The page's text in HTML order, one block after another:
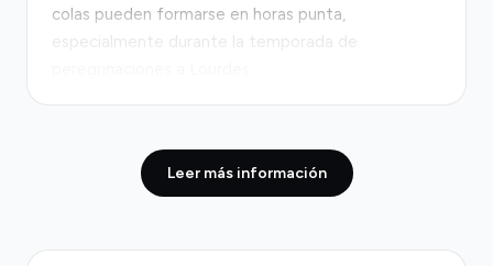
colas pueden formarse en horas punta,
especialmente durante la temporada de
principalmente lacarretera RN21, una ruta
nacional directa y fluida que conecta con la A64 en
Leer más información